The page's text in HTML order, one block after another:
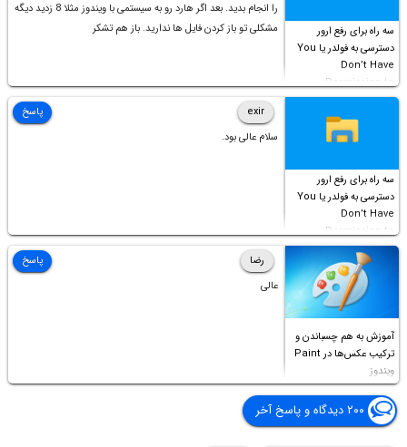
سه راه برای رفع ارور
دسترسی به فولدر یا You
Don’t Have
Permission to
Access this folder
را انجام بدید. بعد اگر هارد رو به سیستمی با ویندوز مثلا 8 زدید دیگه
مشکلی تو باز کردن فایل ها ندارید. باز هم تشکر
سه راه برای رفع ارور
دسترسی به فولدر یا You
Don’t Have
Permission to
Access this folder
exir
سلام عالی بود.
پاسخ
آموزش به هم چسباندن و
ترکیب عکس‌ها در Paint
ویندوز
رضا
عالی
پاسخ
۲۰۰ دیدگاه و پاسخ آخر